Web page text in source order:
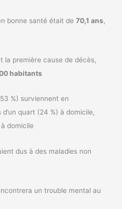
bonne santé était de70,1 ans,
la première cause de décès,
habitants
%) surviennent en
quart (24 %) à domicile,
domicile
dus à des maladies non
un trouble mental au